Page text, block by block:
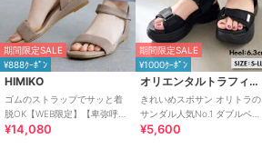
期間限定SALE
¥888ｸｰﾎﾟﾝ
HIMIKO
ゴムのストラップでサッと着
脱OK【WEB限定】【卑弥呼
26SS】ゴムストラップサンダ
¥14,080
期間限定SALE
¥1000ｸｰﾎﾟﾝ
オリエンタルトラフィック
きれいめスポサン オリトラの
サンダル人気No.1 ダブルベル
ト スポーツサンダル /42207
¥5,600